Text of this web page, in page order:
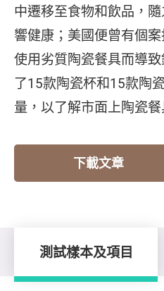
中遷移至食物和飲品，
響健康；美國便曾有個
使用劣質陶瓷餐具而導
了15款陶瓷杯和15款陶
量，以了解市面上陶瓷
下載文章
測試樣本及項目